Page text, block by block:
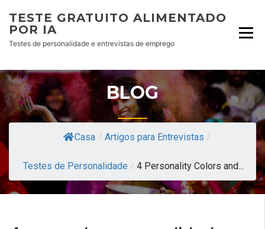
TESTE GRATUITO ALIMENTADO
POR IA
Testes de personalidade e entrevistas de emprego
BLOG
Casa / Artigos para Entrevistas /
Testes de Personalidade / 4 Personality Colors and...